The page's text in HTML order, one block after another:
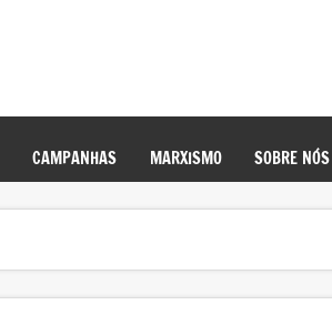
CAMPANHAS MARXISMO SOBRE NÓS